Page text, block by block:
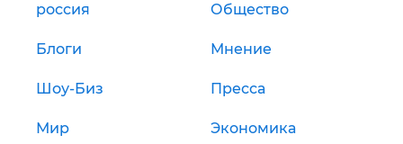
россия Общество
Блоги Мнение
Шоу-Биз Пресса
Мир Экономика